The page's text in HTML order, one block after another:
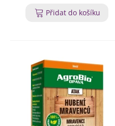
Přidat do košíku